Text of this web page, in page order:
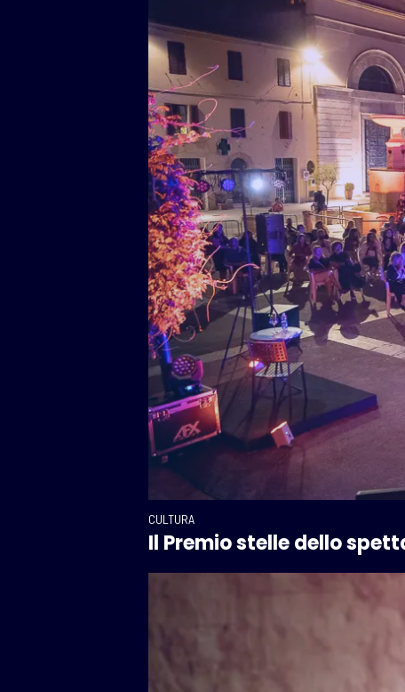
CULTURA
Il Premio stelle dello